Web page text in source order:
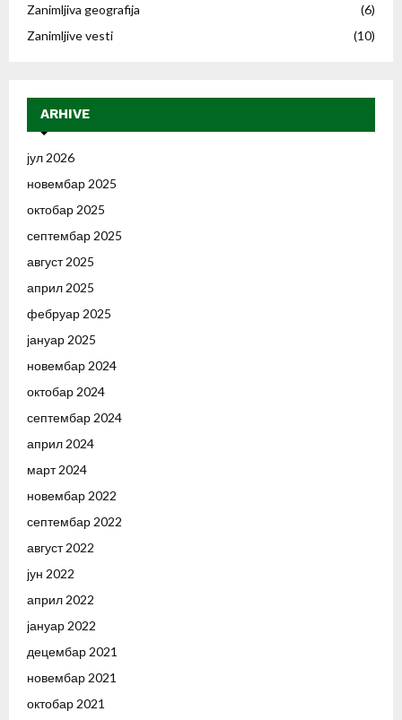
Zanimljiva geografija
(6)
Zanimljive vesti
(10)
ARHIVE
јул 2026
новембар 2025
октобар 2025
септембар 2025
август 2025
април 2025
фебруар 2025
јануар 2025
новембар 2024
октобар 2024
септембар 2024
април 2024
март 2024
новембар 2022
септембар 2022
август 2022
јун 2022
април 2022
јануар 2022
децембар 2021
новембар 2021
октобар 2021